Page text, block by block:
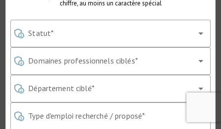
chiffre, au moins un caractère spécial
Statut
admin_panel_settings
Domaines professionnels ciblés
admin_panel_settings
Département ciblé
admin_panel_settings
Type d'emploi recherché / proposé
admin_panel_settings